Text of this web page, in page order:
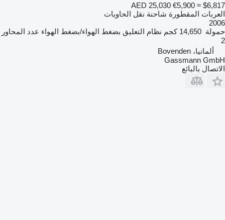
AED 25,030 €5,900 ≈ $6,817
العربات المقطورة شاحنة نقل الحاويات
2006
حمولة 14,650 كجم نظام التعليق بضغط الهواء/بضغط الهواء عدد المحاور
2
ألمانيا، Bovenden
Gassmann GmbH
الاتصال بالبائع